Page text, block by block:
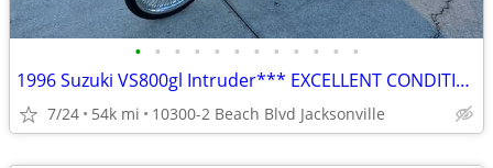
• • • • • • • • • • • •
1996 Suzuki VS800gl Intruder*** EXCELLENT CONDITION ***
7/24 54k mi 10300-2 Beach Blvd Jacksonville